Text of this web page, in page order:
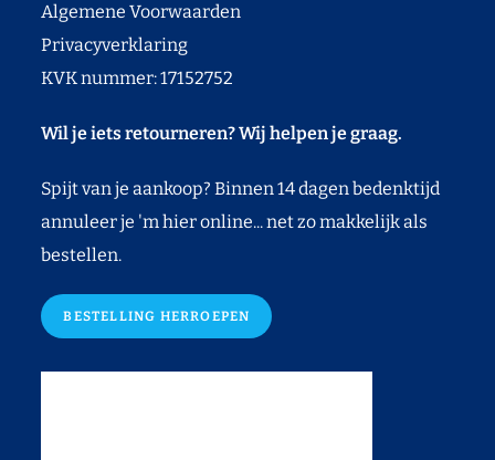
Algemene Voorwaarden
Privacyverklaring
KVK nummer: 17152752
Wil je iets retourneren? Wij helpen je graag.
Spijt van je aankoop? Binnen 14 dagen bedenktijd
annuleer je 'm hier online... net zo makkelijk als
bestellen.
BESTELLING HERROEPEN